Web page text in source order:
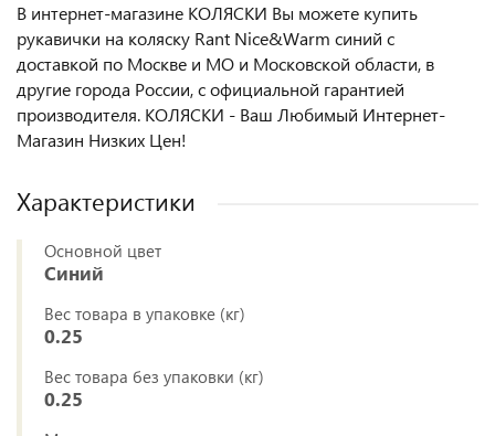
В интернет-магазине КОЛЯСКИ Вы можете купить
рукавички на коляску Rant Nice&Warm синий с
доставкой по Москве и МО и Московской области, в
другие города России, с официальной гарантией
производителя. КОЛЯСКИ - Ваш Любимый Интернет-
Магазин Низких Цен!
Характеристики
Основной цвет
Синий
Вес товара в упаковке (кг)
0.25
Вес товара без упаковки (кг)
0.25